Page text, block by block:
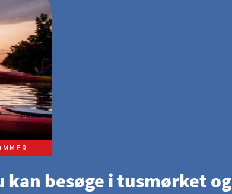
kan besøge i tusmørket og